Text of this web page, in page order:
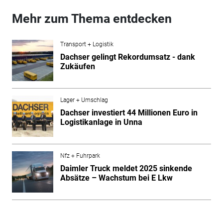
Mehr zum Thema entdecken
Transport + Logistik
Dachser gelingt Rekordumsatz - dank
Zukäufen
Lager + Umschlag
Dachser investiert 44 Millionen Euro in
Logistikanlage in Unna
Nfz + Fuhrpark
Daimler Truck meldet 2025 sinkende
Absätze – Wachstum bei E Lkw